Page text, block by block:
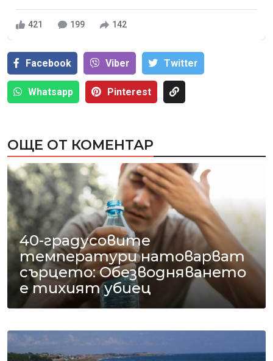
421 199 142
Facebook Viber Тwitter
Whatsapp Pinterest
ОЩЕ ОТ КОМЕНТАР
40-градусовите
температури натоварват
сърцето: Обезводняването
е тихият убиец